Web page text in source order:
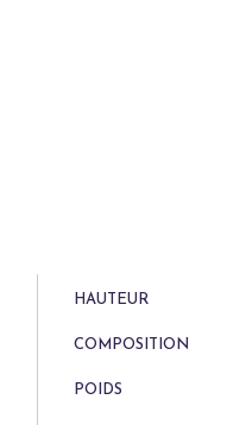
HAUTEUR
COMPOSITION
POIDS